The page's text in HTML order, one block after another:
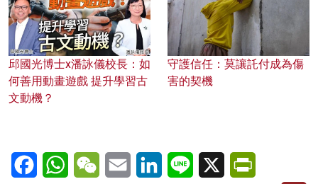
邱國光博士x潘詠儀校長：如
何善用動畫遊戲 提升學習古
文動機？
守護信任：莫讓託付成為傷
害的契機
FacebookWhatsAppWeChatEmail LinkedInLine X